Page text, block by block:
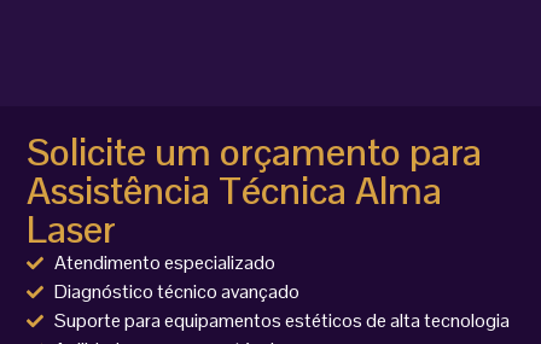
Solicite um orçamento para
Assistência Técnica Alma
Laser
Atendimento especializado
Diagnóstico técnico avançado
Suporte para equipamentos estéticos de alta tecnologia